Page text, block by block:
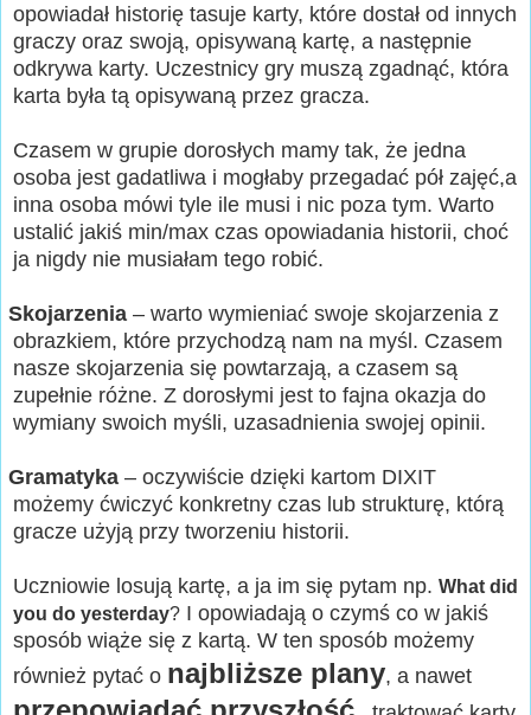
opowiadał historię tasuje karty, które dostał od innych
graczy oraz swoją, opisywaną kartę, a następnie
odkrywa karty. Uczestnicy gry muszą zgadnąć, która
karta była tą opisywaną przez gracza.
Czasem w grupie dorosłych mamy tak, że jedna
osoba jest gadatliwa i mogłaby przegadać pół zajęć,a
inna osoba mówi tyle ile musi i nic poza tym. Warto
ustalić jakiś min/max czas opowiadania historii, choć
ja nigdy nie musiałam tego robić.
Skojarzenia – warto wymieniać swoje skojarzenia z
obrazkiem, które przychodzą nam na myśl. Czasem
nasze skojarzenia się powtarzają, a czasem są
zupełnie różne. Z dorosłymi jest to fajna okazja do
wymiany swoich myśli, uzasadnienia swojej opinii.
Gramatyka – oczywiście dzięki kartom DIXIT
możemy ćwiczyć konkretny czas lub strukturę, którą
gracze użyją przy tworzeniu historii.
Uczniowie losują kartę, a ja im się pytam np. What did
you do yesterday? I opowiadają o czymś co w jakiś
sposób wiąże się z kartą. W ten sposób możemy
również pytać o najbliższe plany, a nawet